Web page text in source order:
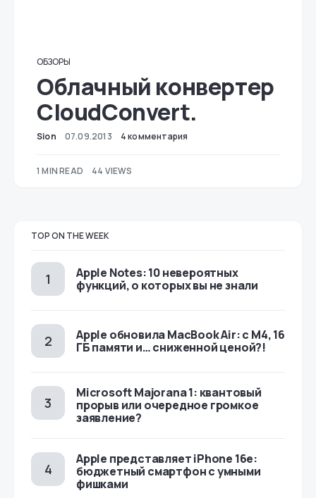
ОБЗОРЫ
Oблачный конвертер
CloudConvert.
Sion 07.09.2013 4 комментария
1 MIN READ 44 VIEWS
TOP ON THE WEEK
Apple Notes: 10 невероятных
функций, о которых вы не знали
Apple обновила MacBook Air: с M4, 16
ГБ памяти и… сниженной ценой?!
Microsoft Majorana 1: квантовый
прорыв или очередное громкое
заявление?
Apple представляет iPhone 16e:
бюджетный смартфон с умными
фишками